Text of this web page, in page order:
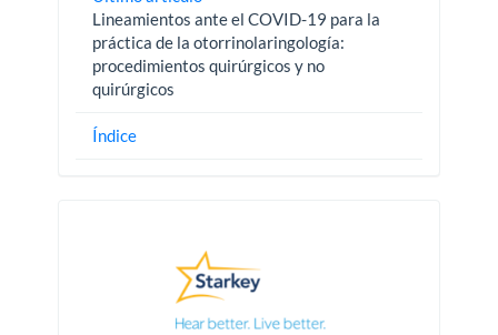
Lineamientos ante el COVID-19 para la
práctica de la otorrinolaringología:
procedimientos quirúrgicos y no
quirúrgicos
Índice